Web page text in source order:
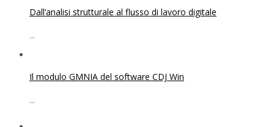
Dall’analisi strutturale al flusso di lavoro digitale
...
Il modulo GMNIA del software CDJ Win
...